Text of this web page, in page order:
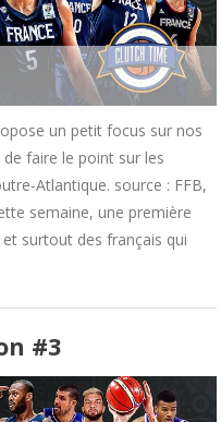
un petit focus sur nos
faire le point sur les
Atlantique. source : FFB,
semaine, une première
surtout des français qui
#3